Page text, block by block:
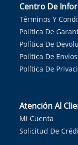
Centro De
Términos Y
Política De
Política De
Política De Envíos
Política De
Atención Al
Mi Cuenta
Solicitud De